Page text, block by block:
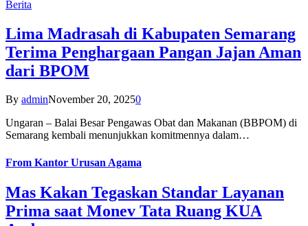
Berita
Lima Madrasah di Kabupaten Semarang
Terima Penghargaan Pangan Jajan Aman
dari BPOM
By adminNovember 20, 20250
Ungaran – Balai Besar Pengawas Obat dan Makanan (BBPOM) di
Semarang kembali menunjukkan komitmennya dalam…
From Kantor Urusan Agama
Mas Kakan Tegaskan Standar Layanan
Prima saat Monev Tata Ruang KUA